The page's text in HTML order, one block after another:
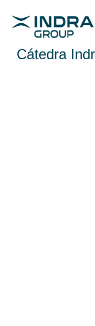
Cátedra